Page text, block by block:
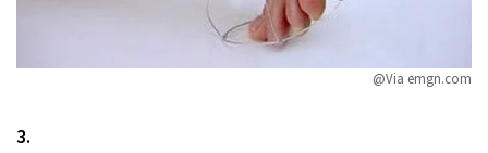
@Via emgn.com
3.